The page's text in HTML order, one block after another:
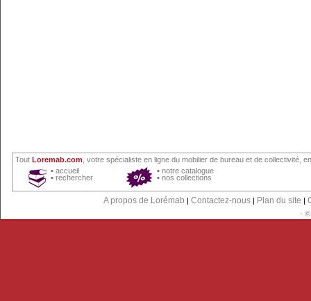
Tout Loremab.com , votre spécialiste en ligne du mobilier de bureau et de collectivité ,
▪ accueil
▪ rechercher
▪ notre catalogue
▪ nos collections
A propos de Lorémab | Contactez-nous | Plan du site |
- ©